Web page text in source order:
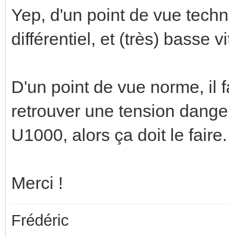
Yep, d'un point de vue
différentiel, et (très) basse
D'un point de vue norme, il
retrouver une tension
U1000, alors ça doit le faire.
Merci !
Frédéric